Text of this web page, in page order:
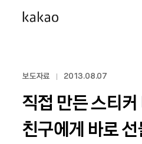
보도자료 2013.08.07
직접 만든 스티
친구에게 바로